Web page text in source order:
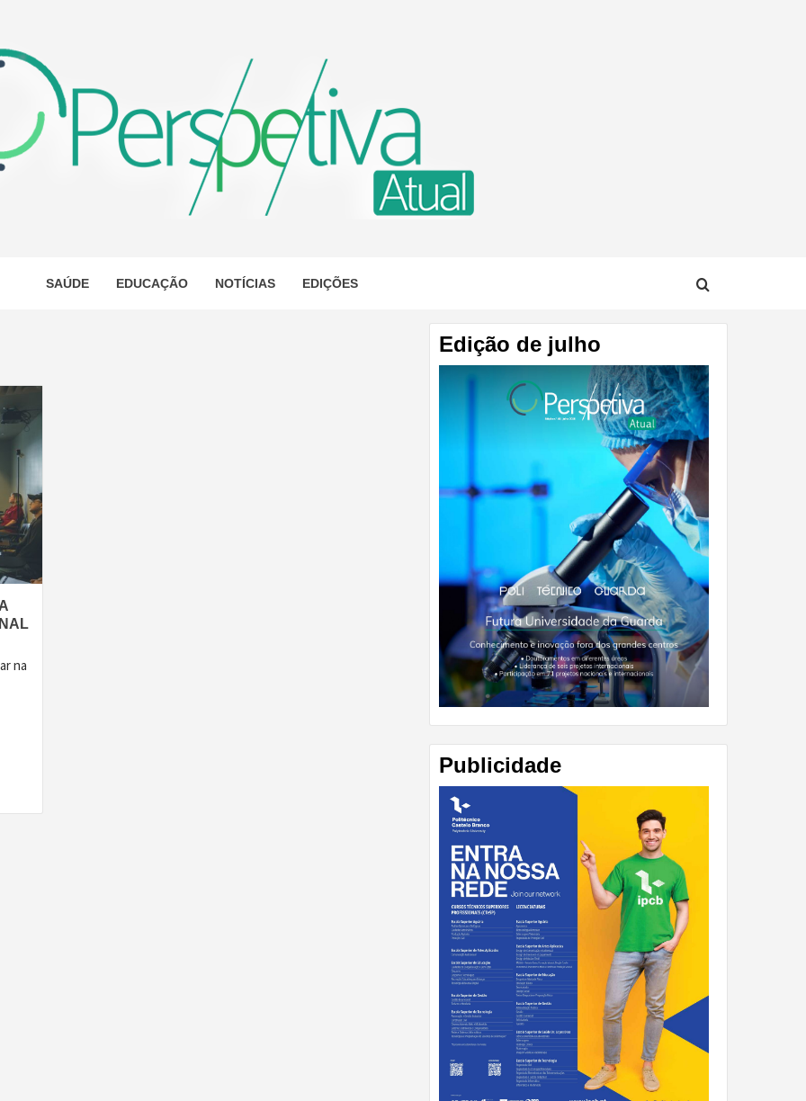
ATUAL
SAÚDE EDUCAÇÃO NOTÍCIAS EDIÇÕES
na
Edição de julho
Publicidade